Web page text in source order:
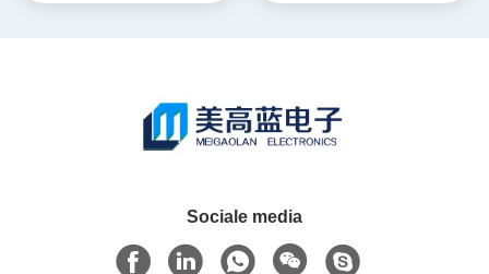
Sociale media